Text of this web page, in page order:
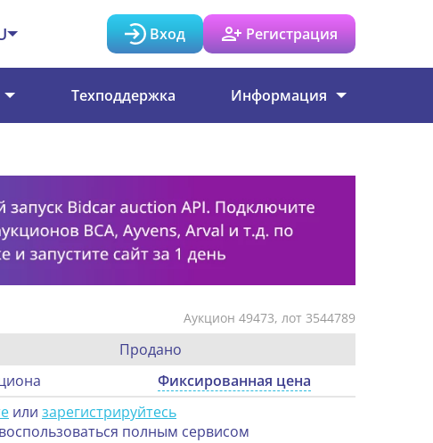
Вход Регистрация
Техподдержка Информация
Аукцион 49473, лот 3544789
Продано
Фиксированная цена
или зарегистрируйтесь
полным сервисом